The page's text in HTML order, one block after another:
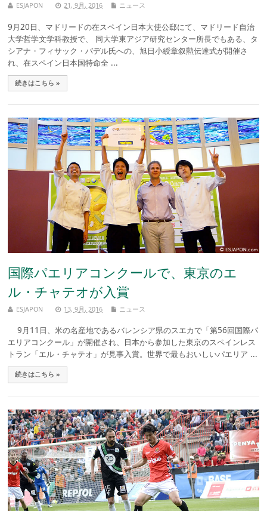
ESJAPON 21, 9月, 2016 ニュース
9月20日、マドリードの在スペイン日本大使公邸にて、マドリード自治
大学哲学文学科教授で、 同大学東アジア研究センター所長でもある、タ
シアナ・フィサック・バデル氏への、旭日小綬章叙勲伝達式が開催さ
れ、在スペイン日本国特命全 ...
続きはこちら »
国際パエリアコンクールで、東京のエ
ル・チャテオが入賞
ESJAPON 13, 9月, 2016 ニュース
9月11日、米の名産地であるバレンシア県のスエカで「第56回国際パ
エリアコンクール」が開催され、日本から参加した東京のスペインレス
トラン「エル・チャテオ」が見事入賞。世界で最もおいしいパエリア ...
続きはこちら »